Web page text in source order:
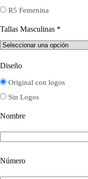
R5 Femenina
Tallas Masculinas *
Diseño
Original con logos
Sin Logos
Nombre
Número